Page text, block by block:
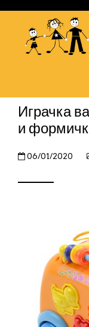
Играчка
и
06/01/2020